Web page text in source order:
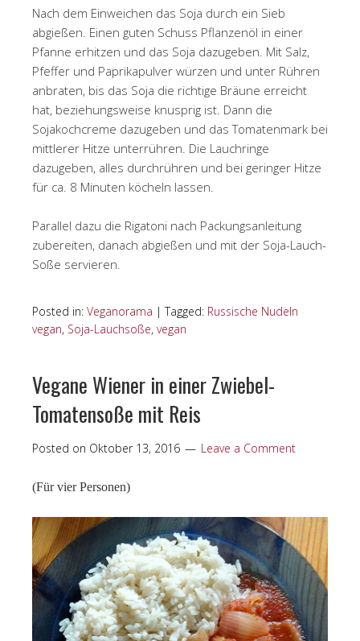
Nach dem Einweichen das Soja durch ein Sieb
abgießen. Einen guten Schuss Pflanzenöl in einer
Pfanne erhitzen und das Soja dazugeben. Mit Salz,
Pfeffer und Paprikapulver würzen und unter Rühren
anbraten, bis das Soja die richtige Bräune erreicht
hat, beziehungsweise knusprig ist. Dann die
Sojakochcreme dazugeben und das Tomatenmark bei
mittlerer Hitze unterrühren. Die Lauchringe
dazugeben, alles durchrühren und bei geringer Hitze
für ca. 8 Minuten köcheln lassen.
Parallel dazu die Rigatoni nach Packungsanleitung
zubereiten, danach abgießen und mit der Soja-Lauch-
Soße servieren.
Posted in: Veganorama |Tagged: Russische Nudeln
vegan, Soja-Lauchsoße, vegan
Vegane Wiener in einer Zwiebel-
Tomatensoße mit Reis
Posted on Oktober 13, 2016 Leave a Comment
(Für vier Personen)